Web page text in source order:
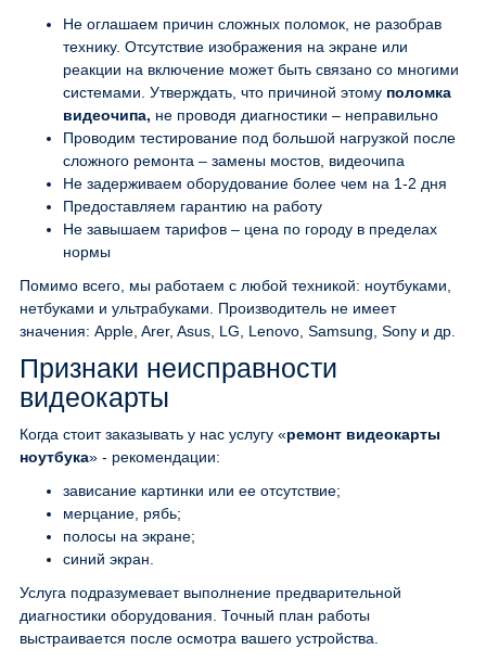
Не оглашаем причин сложных поломок, не разобрав
технику. Отсутствие изображения на экране или
реакции на включение может быть связано со многими
системами. Утверждать, что причиной этому поломка
видеочипа, не проводя диагностики – неправильно
Проводим тестирование под большой нагрузкой после
сложного ремонта – замены мостов, видеочипа
Не задерживаем оборудование более чем на 1-2 дня
Предоставляем гарантию на работу
Не завышаем тарифов – цена по городу в пределах
нормы
Помимо всего, мы работаем с любой техникой: ноутбуками,
нетбуками и ультрабуками. Производитель не имеет
значения: Apple, Arer, Asus, LG, Lenovo, Samsung, Sony и др.
Признаки неисправности
видеокарты
Когда стоит заказывать у нас услугу «ремонт видеокарты
ноутбука» - рекомендации:
зависание картинки или ее отсутствие;
мерцание, рябь;
полосы на экране;
синий экран.
Услуга подразумевает выполнение предварительной
диагностики оборудования. Точный план работы
выстраивается после осмотра вашего устройства.